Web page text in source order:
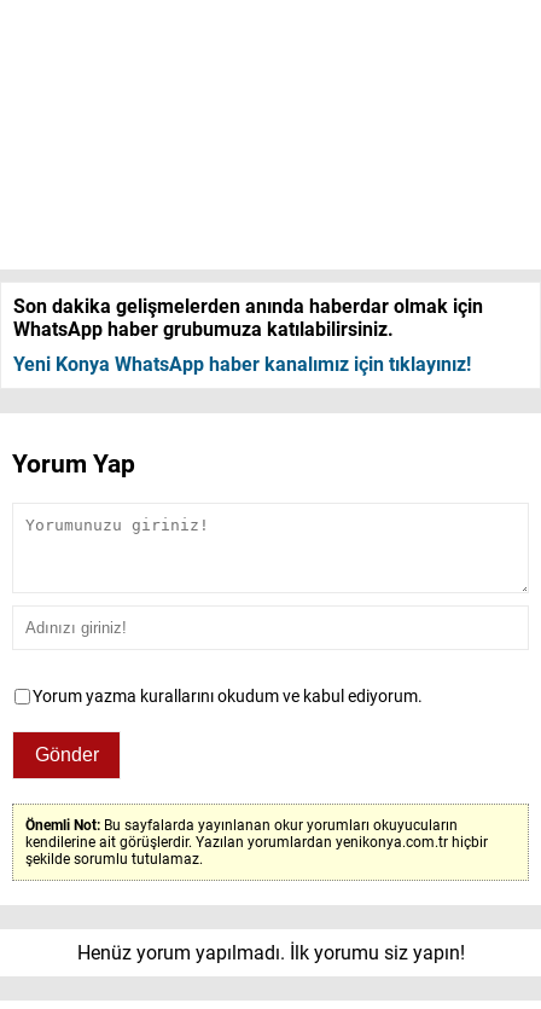
Son dakika gelişmelerden anında haberdar olmak için
WhatsApp haber grubumuza katılabilirsiniz.
Yeni Konya WhatsApp haber kanalımız için tıklayınız!
Yorum Yap
Yorum yazma kurallarını okudum ve kabul ediyorum.
Önemli Not: Bu sayfalarda yayınlanan okur yorumları okuyucuların
kendilerine ait görüşlerdir. Yazılan yorumlardan yenikonya.com.tr hiçbir
şekilde sorumlu tutulamaz.
Henüz yorum yapılmadı. İlk yorumu siz yapın!